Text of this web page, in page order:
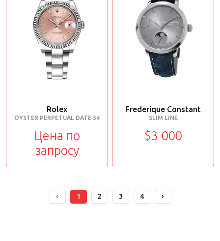
Rolex
OYSTER PERPETUAL DATE 34
Цена по
запросу
Frederique Constant
SLIM LINE
$3 000
‹ 1 2 3 4 ›